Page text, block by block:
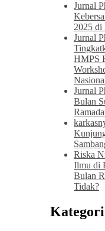
Jurnal
2025 di
Jurnal
HMPS
Jurnal
Bulan
Riska
Ilmu di
Bulan
Tidak?
Kategori